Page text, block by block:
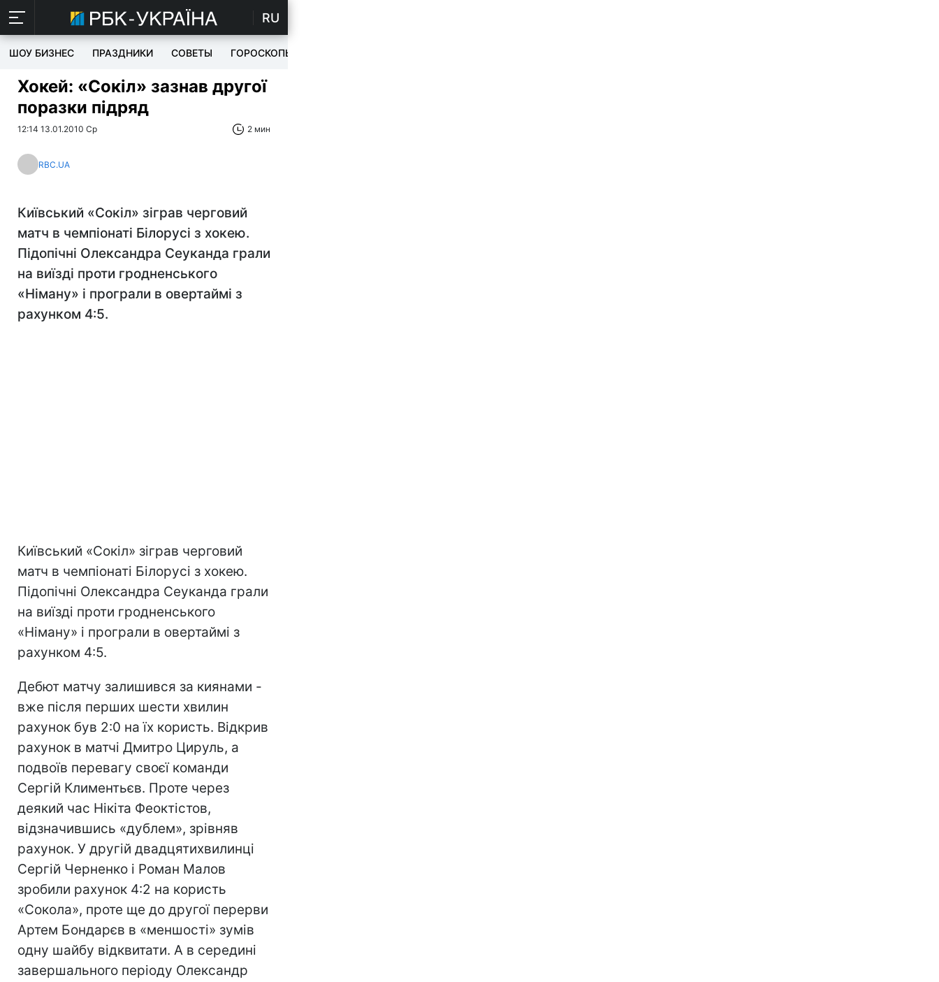
RU
ШОУ БИЗНЕС ПРАЗДНИКИ СОВЕТЫ ГОРОСКОПЫ
Хокей: «Сокіл» зазнав другої
поразки підряд
12:14 13.01.2010 Ср 2 мин
RBC.UA
Київський «Сокіл» зіграв черговий
матч в чемпіонаті Білорусі з хокею.
Підопічні Олександра Сеуканда грали
на виїзді проти гродненського
«Німану» і програли в овертаймі з
рахунком 4:5.
Київський «Сокіл» зіграв черговий
матч в чемпіонаті Білорусі з хокею.
Підопічні Олександра Сеуканда грали
на виїзді проти гродненського
«Німану» і програли в овертаймі з
рахунком 4:5.
Дебют матчу залишився за киянами -
вже після перших шести хвилин
рахунок був 2:0 на їх користь. Відкрив
рахунок в матчі Дмитро Цируль, а
подвоїв перевагу своєї команди
Сергій Климентьєв. Проте через
деякий час Нікіта Феоктістов,
відзначившись «дублем», зрівняв
рахунок. У другій двадцятихвилинці
Сергій Черненко і Роман Малов
зробили рахунок 4:2 на користь
«Сокола», проте ще до другої перерви
Артем Бондарєв в «меншості» зумів
одну шайбу відквитати. А в середині
завершального періоду Олександр